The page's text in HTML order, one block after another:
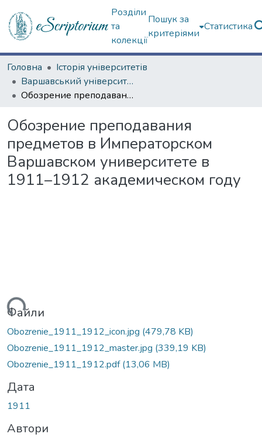
Розділи
та
колекції
Пошук за
критеріями
Статистика
Головна
Історія університетів
Варшавський університет (до 200-річчя)
Обозрение преподавания предметов в Императорском Варшавском университете в 1911–1912 академическом году
Обозрение преподавания
предметов в Императорском
Варшавском университете в
1911–1912 академическом году
Файли
Obozrenie_1911_1912_icon.jpg (479,78 KB)
Obozrenie_1911_1912_master.jpg (339,19 KB)
Obozrenie_1911_1912.pdf(13,06 MB)
Дата
1911
Автори